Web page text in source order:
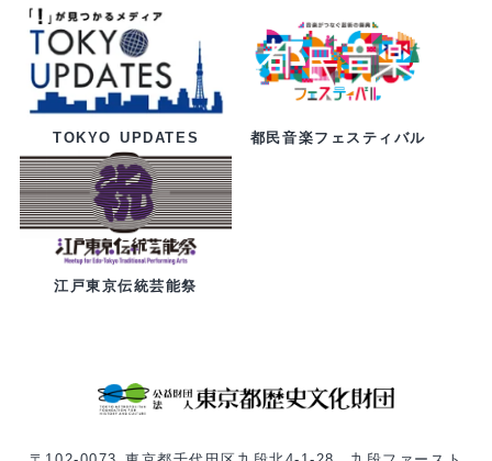
TOKYO UPDATES 都民音楽フェスティバル
江戸東京伝統芸能祭